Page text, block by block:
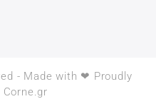
- Made with ❤ Proudly